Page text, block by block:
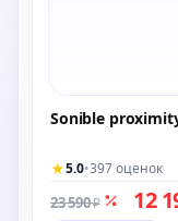
Sonible
★5.0•397 оценок
23 590₽ 12